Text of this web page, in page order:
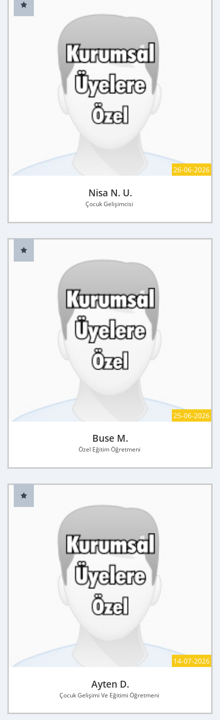
26-06-2026
Nisa N. U.
Çocuk Gelişimcisi
25-06-2026
Buse M.
Özel Eğitim Öğretmeni
14-07-2026
Ayten D.
Çocuk Gelişimi Ve Eğitimi Öğretmeni